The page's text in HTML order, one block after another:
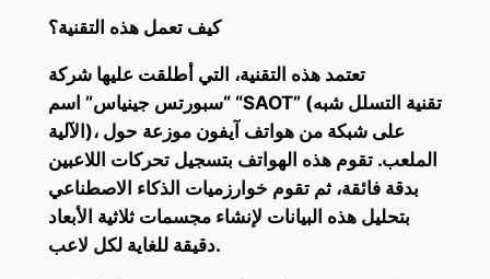
كيف تعمل هذه التقنية؟
تعتمد هذه التقنية، التي أطلقت عليها شركة
“سبورتس جينياس” اسم “SAOT” (تقنية التسلل شبه
الآلية)، على شبكة من هواتف آيفون موزعة حول
الملعب. تقوم هذه الهواتف بتسجيل تحركات اللاعبين
بدقة فائقة، ثم تقوم خوارزميات الذكاء الاصطناعي
بتحليل هذه البيانات لإنشاء مجسمات ثلاثية الأبعاد
دقيقة للغاية لكل لاعب.